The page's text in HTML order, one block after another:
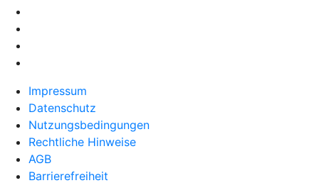
Impressum
Datenschutz
Nutzungsbedingungen
Rechtliche Hinweise
AGB
Barrierefreiheit